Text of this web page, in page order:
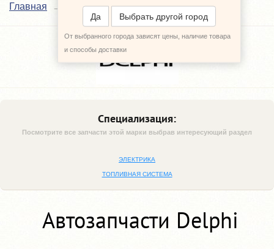
Да Выбрать другой город
От выбранного города зависят цены, наличие товара
и способы доставки
Главная Наши поставщики Delphi
Специализация:
Посмотрите все запчасти этой марки выбрав интересующий раздел
ЭЛЕКТРИКА
ТОПЛИВНАЯ СИСТЕМА
Автозапчасти Delphi